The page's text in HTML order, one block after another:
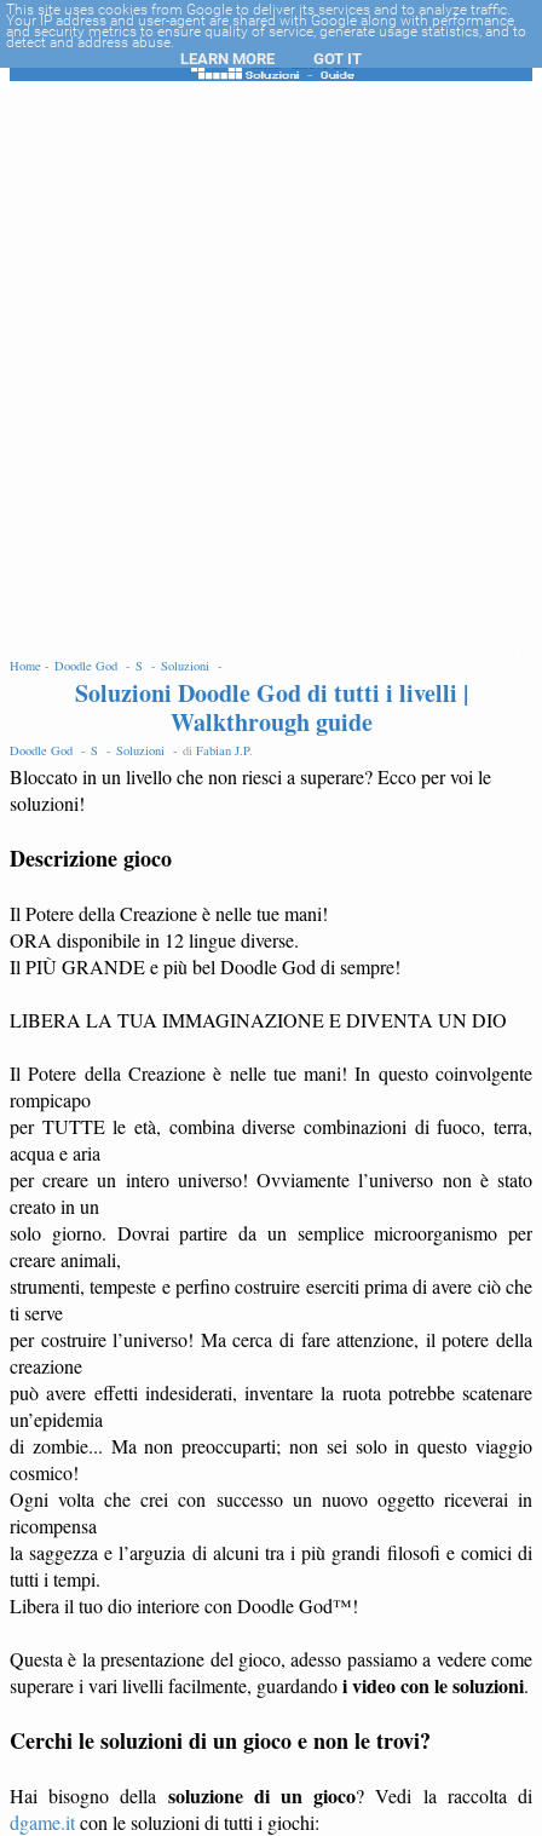
-->
Home - Doodle God - S - Soluzioni -
Soluzioni Doodle God di tutti i livelli |
Walkthrough guide
Doodle God - S - Soluzioni - di Fabian J.P.
Bloccato in un livello che non riesci a superare? Ecco per voi le
soluzioni!
Descrizione gioco
Il Potere della Creazione è nelle tue mani!
ORA disponibile in 12 lingue diverse.
Il PIÙ GRANDE e più bel Doodle God di sempre!
LIBERA LA TUA IMMAGINAZIONE E DIVENTA UN DIO
Il Potere della Creazione è nelle tue mani! In questo coinvolgente
rompicapo
per TUTTE le età, combina diverse combinazioni di fuoco, terra,
acqua e aria
per creare un intero universo! Ovviamente l’universo non è stato
creato in un
solo giorno. Dovrai partire da un semplice microorganismo per
creare animali,
strumenti, tempeste e perfino costruire eserciti prima di avere ciò che
ti serve
per costruire l’universo! Ma cerca di fare attenzione, il potere della
creazione
può avere effetti indesiderati, inventare la ruota potrebbe scatenare
un’epidemia
di zombie... Ma non preoccuparti; non sei solo in questo viaggio
cosmico!
Ogni volta che crei con successo un nuovo oggetto riceverai in
ricompensa
la saggezza e l’arguzia di alcuni tra i più grandi filosofi e comici di
tutti i tempi.
Libera il tuo dio interiore con Doodle God™!
Questa è la presentazione del gioco, adesso passiamo a vedere come
superare i vari livelli facilmente, guardandoi video con le soluzioni.
Cerchi le soluzioni di un gioco e non le trovi?
Hai bisogno della soluzione di un gioco? Vedi la raccolta di
dgame.itcon le soluzioni di tutti i giochi:
This site uses cookies from Google to deliver its services and to analyze traffic.
Your IP address and user-agent are shared with Google along with performance
and security metrics to ensure quality of service, generate usage statistics, and to
detect and address abuse.
LEARN MORE GOT IT